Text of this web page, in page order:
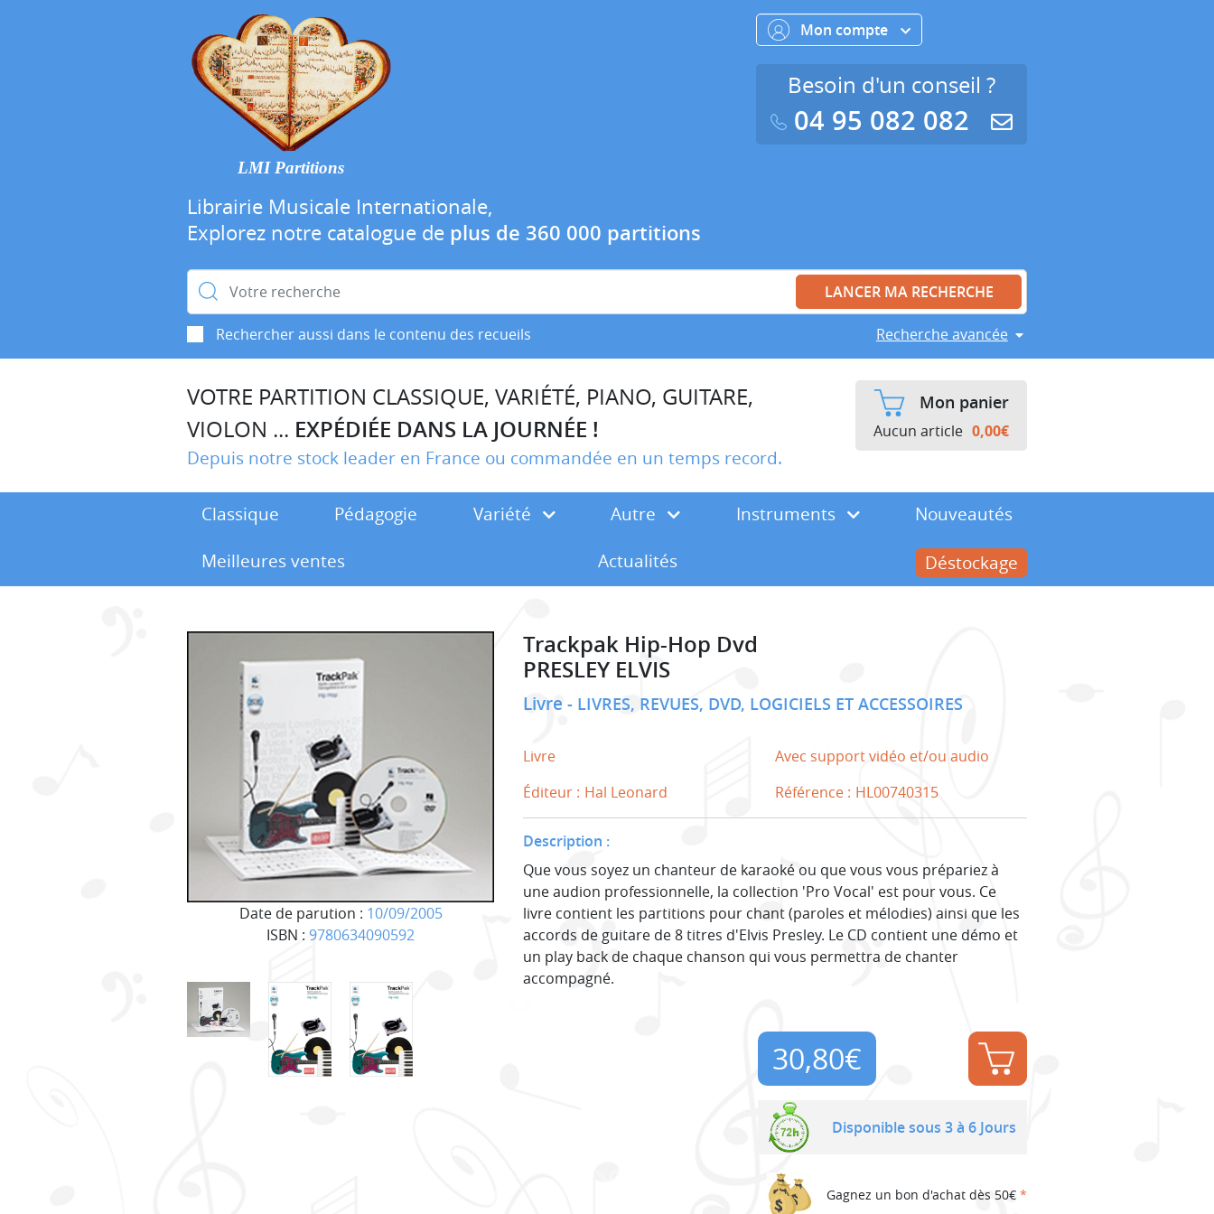
LMI Partitions
Librairie Musicale Internationale,
Explorez notre catalogue de plus de 360 000 partitions
Rechercher :
Rechercher aussi dans le contenu des recueils Recherche avancée
Mon compte
Besoin d'un conseil ?
04 95 082 082
VOTRE PARTITION CLASSIQUE, VARIÉTÉ, PIANO, GUITARE,
VIOLON ... EXPÉDIÉE DANS LA JOURNÉE !
Depuis notre stock leader en France ou commandée en un temps record.
Mon panier
Aucun article 0,00€
Classique Pédagogie Variété Autre Instruments
Nouveautés
Meilleures ventes
Actualités Déstockage
Date de parution : 10/09/2005
ISBN : 9780634090592
Trackpak Hip-Hop Dvd
PRESLEY ELVIS
Livre LIVRES, REVUES, DVD, LOGICIELS ET ACCESSOIRES
Livre
Avec support vidéo et/ou audio
Éditeur : Hal Leonard Référence : HL00740315
Description :
Que vous soyez un chanteur de karaoké ou que vous vous prépariez à
une audion professionnelle, la collection 'Pro Vocal' est pour vous. Ce
livre contient les partitions pour chant (paroles et mélodies) ainsi que les
accords de guitare de 8 titres d'Elvis Presley. Le CD contient une démo et
un play back de chaque chanson qui vous permettra de chanter
accompagné.
30,80€
Disponible sous 3 à 6 Jours
Gagnez un bon d'achat dès 50€ *